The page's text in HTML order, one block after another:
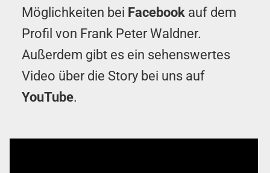
Möglichkeiten bei Facebook auf dem
Profil von Frank Peter Waldner.
Außerdem gibt es ein sehenswertes
Video über die Story bei uns auf
YouTube.